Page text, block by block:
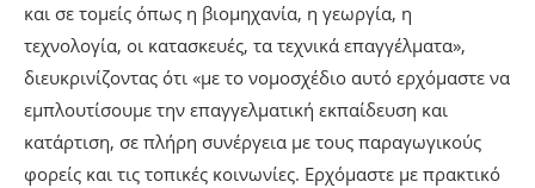
και σε τομείς όπως η βιομηχανία, η γεωργία, η
τεχνολογία, οι κατασκευές, τα τεχνικά επαγγέλματα»,
διευκρινίζοντας ότι «με το νομοσχέδιο αυτό ερχόμαστε να
εμπλουτίσουμε την επαγγελματική εκπαίδευση και
κατάρτιση, σε πλήρη συνέργεια με τους παραγωγικούς
φορείς και τις τοπικές κοινωνίες. Ερχόμαστε με πρακτικό